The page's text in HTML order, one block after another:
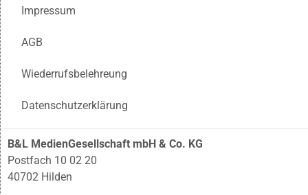
Impressum
AGB
Wiederrufsbelehreung
Datenschutzerklärung
B&L MedienGesellschaft mbH & Co. KG
Postfach 10 02 20
40702 Hilden